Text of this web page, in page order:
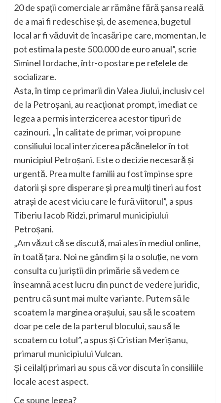
20 de spații comerciale ar rămâne fără șansa reală
de a mai fi redeschise și, de asemenea, bugetul
local ar fi văduvit de încasări pe care, momentan, le
pot estima la peste 500.000 de euro anual”, scrie
Siminel Iordache, într-o postare pe rețelele de
socializare.
Asta, în timp ce primarii din Valea Jiului, inclusiv cel
de la Petroșani, au reacționat prompt, imediat ce
legea a permis interzicerea acestor tipuri de
cazinouri. „În calitate de primar, voi propune
consiliului local interzicerea păcănelelor în tot
municipiul Petroșani. Este o decizie necesară și
urgentă. Prea multe familii au fost împinse spre
datorii și spre disperare și prea mulți tineri au fost
atrași de acest viciu care le fură viitorul”, a spus
Tiberiu Iacob Ridzi, primarul municipiului
Petroșani.
„Am văzut că se discută, mai ales în mediul online,
în toată țara. Noi ne gândim și la o soluție, ne vom
consulta cu juriștii din primărie să vedem ce
înseamnă acest lucru din punct de vedere juridic,
pentru că sunt mai multe variante. Putem să le
scoatem la marginea orașului, sau să le scoatem
doar pe cele de la parterul blocului, sau să le
scoatem cu totul”, a spus și Cristian Merișanu,
primarul municipiului Vulcan.
Și ceilalți primari au spus că vor discuta în consiliile
locale acest aspect.
Ce spune legea?